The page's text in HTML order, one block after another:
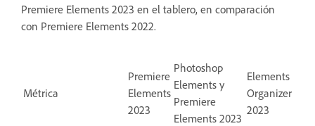
Premiere Elements 2023 en el tablero, en comparación
con Premiere Elements 2022.
Métrica
Premiere
Elements
2023
Photoshop
Elements y
Premiere
Elements 2023
Elements
Organizer
2023